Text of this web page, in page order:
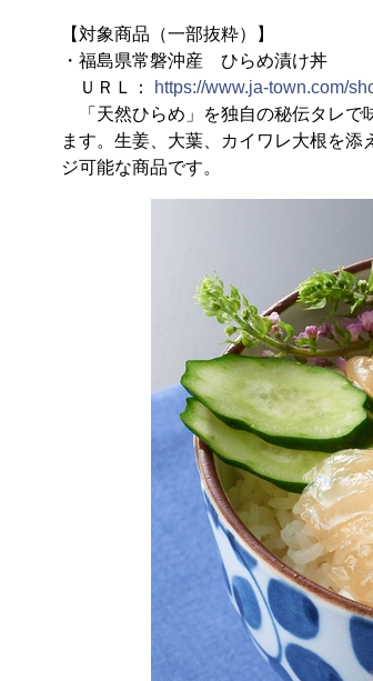
【対象商品（一部抜粋）】
・福島県常磐沖産 ひらめ漬け丼
ＵＲＬ：
https://www.ja-town.com/
「天然ひらめ」を独自の秘伝タレで
ます。生姜、大葉、カイワレ大根を
ジ可能な商品です。